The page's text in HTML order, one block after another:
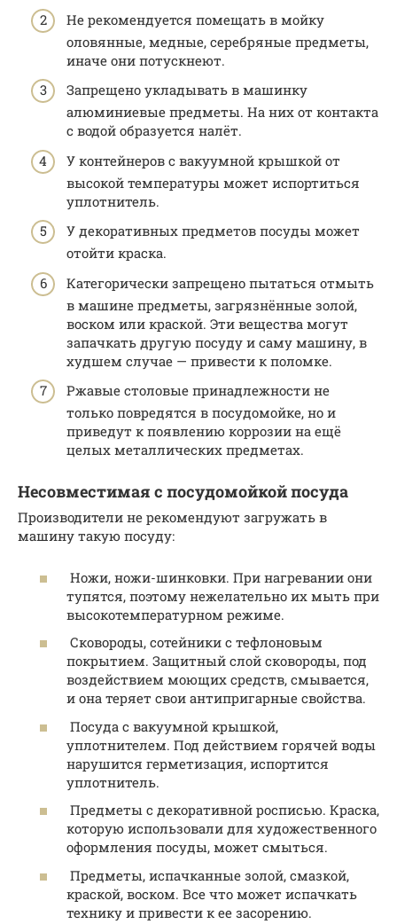
Не рекомендуется помещать в мойку
оловянные, медные, серебряные предметы,
иначе они потускнеют.
Запрещено укладывать в машинку
алюминиевые предметы. На них от контакта
с водой образуется налёт.
У контейнеров с вакуумной крышкой от
высокой температуры может испортиться
уплотнитель.
У декоративных предметов посуды может
отойти краска.
Категорически запрещено пытаться отмыть
в машине предметы, загрязнённые золой,
воском или краской. Эти вещества могут
запачкать другую посуду и саму машину, в
худшем случае — привести к поломке.
Ржавые столовые принадлежности не
только повредятся в посудомойке, но и
приведут к появлению коррозии на ещё
целых металлических предметах.
Несовместимая с посудомойкой посуда
Производители не рекомендуют загружать в
машину такую посуду:
Ножи, ножи-шинковки. При нагревании они
тупятся, поэтому нежелательно их мыть при
высокотемпературном режиме.
Сковороды, сотейники с тефлоновым
покрытием. Защитный слой сковороды, под
воздействием моющих средств, смывается,
и она теряет свои антипригарные свойства.
Посуда с вакуумной крышкой,
уплотнителем. Под действием горячей воды
нарушится герметизация, испортится
уплотнитель.
Предметы с декоративной росписью. Краска,
которую использовали для художественного
оформления посуды, может смыться.
Предметы, испачканные золой, смазкой,
краской, воском. Все что может испачкать
технику и привести к ее засорению.